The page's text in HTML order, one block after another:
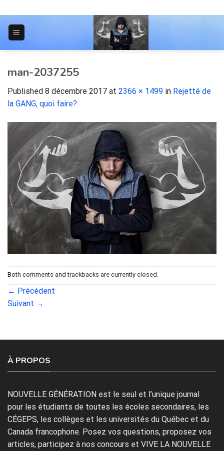
to
content
man-2037255
Published 8 décembre 2017 at 2366 × 1499 in Rejetté de
la GANG, quoi faire?
Both comments and trackbacks are currently closed.
← Précédent
Suivant →
À PROPOS
NOUVELLE GÉNÉRATION est le seul et l’unique journal
pour les étudiants de toutes les écoles secondaires, les
CÉGEPS, les collèges et les universités du Québec et du
Canada francophone. Posez vos questions, proposez vos
articles, participez à nos concours et VIVE LA NOUVELLE